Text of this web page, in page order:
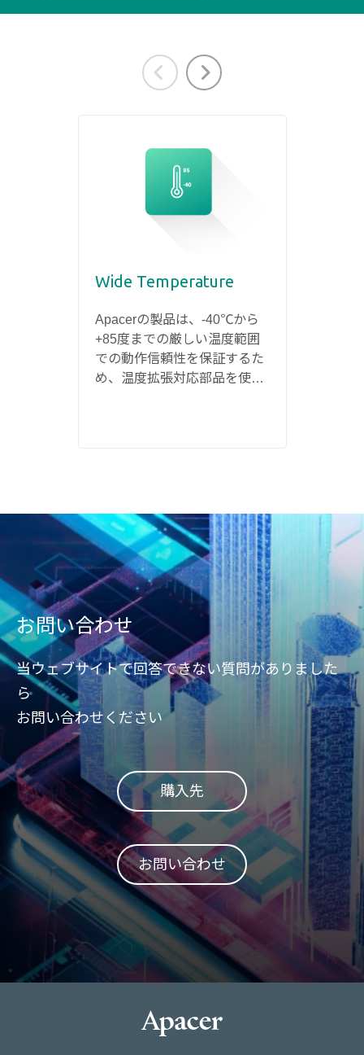
Wide Temperature
Apacerの製品は、-40℃から
+85度までの厳しい温度範囲
での動作信頼性を保証するた
め、温度拡張対応部品を使用
堅牢なシステム
Extremely Rugged Design
and Incomparable Reliability
お問い合わせ
当ウェブサイトで回答できない質問がありました
ら
お問い合わせください
購入先
お問い合わせ